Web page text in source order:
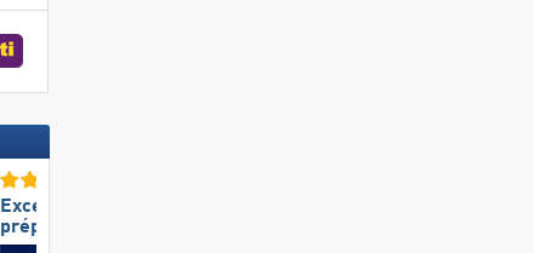
Excellente
préparation des pistes